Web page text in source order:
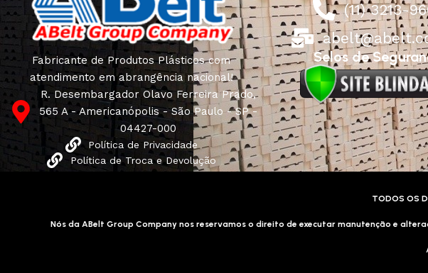
Fabricante de Produtos Plásticos com
atendimento em abrangência nacional!
R. Desembargador Olavo Ferreira Prado,
565 A - Americanópolis - São Paulo - SP -
04427-000
Política de Privacidade
Política de Troca e Devolução
(11) 3213-
Selos de
TODOS OS
Nós da ABelt Group Company nos reservamos o direito de executar manutenção e